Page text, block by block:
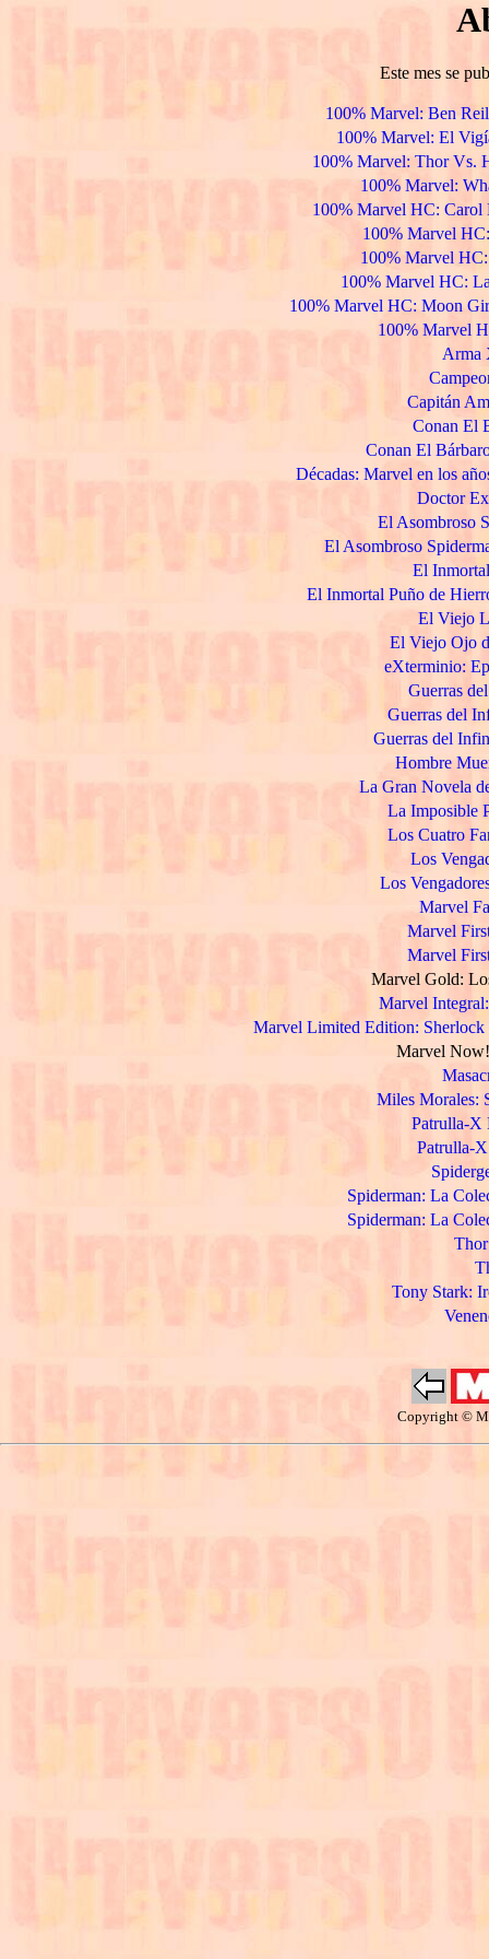
Este mes se
100% Marvel: Ben
100% Marvel: El
100% Marvel: Thor Vs.
100% Marvel:
100% Marvel HC: Carol
100% Marvel
100% Marvel
100% Marvel HC:
100% Marvel HC: Moon
100% Marvel
Arma
Capitán
Conan El
Conan El
Décadas: Marvel en los
Doctor
El Asombroso
El Asombroso
El
El Inmortal Puño de
El Viejo
El Viejo Ojo
eXterminio:
Guerras
Guerras del
Guerras del
Hombre
La Gran Novela
La Imposible
Los Cuatro
Los
Los
Marvel
Marvel
Marvel
Marvel Gold:
Marvel
Marvel Limited Edition: Sherlock
Marvel
Miles Morales:
Patrulla-X
Patrulla-
Spiderman: La
Spiderman: La
Tony Stark:
Copyright ©